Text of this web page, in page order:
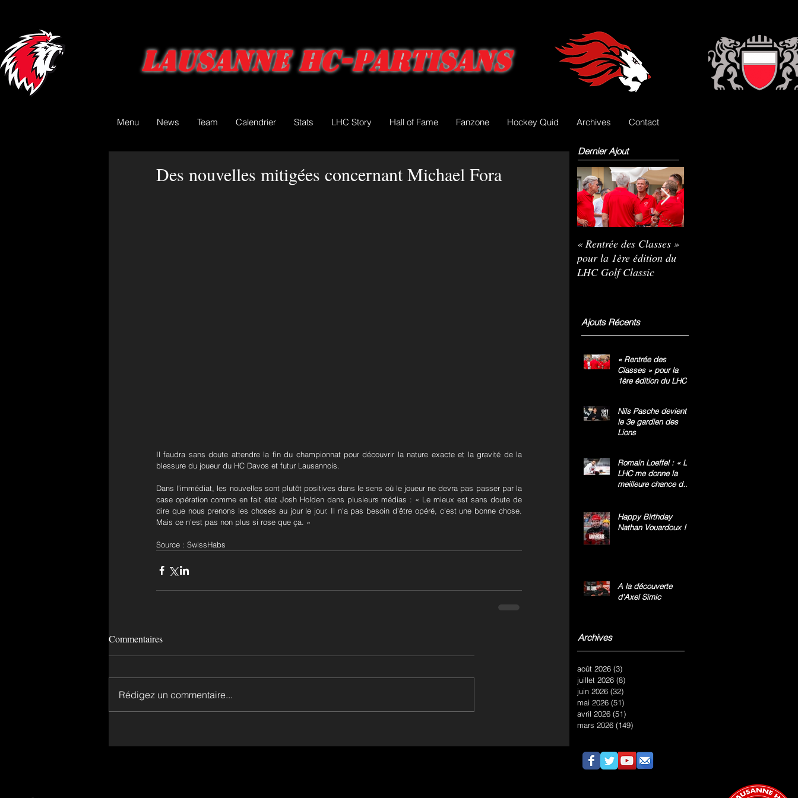
Lausanne HC-Partisans
Menu News Team Calendrier Stats LHC Story Hall of Fame Fanzone Hockey Quid Archives Contact
Des nouvelles mitigées concernant Michael Fora
Il faudra sans doute attendre la fin du championnat pour découvrir la nature exacte et la gravité de la
blessure du joueur du HC Davos et futur Lausannois.
Dans l'immédiat, les nouvelles sont plutôt positives dans le sens où le joueur ne devra pas passer par la
case opération comme en fait état Josh Holden dans plusieurs médias : « Le mieux est sans doute de
dire que nous prenons les choses au jour le jour. Il n'a pas besoin d'être opéré, c'est une bonne chose.
Mais ce n'est pas non plus si rose que ça. »
Source : SwissHabs
Commentaires
Rédigez un commentaire...
Dernier Ajout
« Rentrée des Classes »
pour la 1ère édition du
LHC Golf Classic
Ajouts Récents
« Rentrée des
Classes » pour la
1ère édition du LHC
Nils Pasche devient
le 3e gardien des
Lions
Romain Loeffel : « Le
LHC me donne la
meilleure chance de
Happy Birthday
Nathan Vouardoux !
A la découverte
d’Axel Simic
Archives
août 2026 (3)
juillet 2026 (8)
juin 2026 (32)
mai 2026 (51)
avril 2026 (51)
mars 2026 (149)